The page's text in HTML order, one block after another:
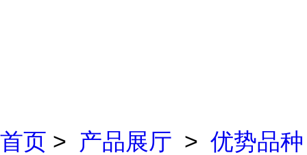
首页 > 产品展厅 > 优势品种